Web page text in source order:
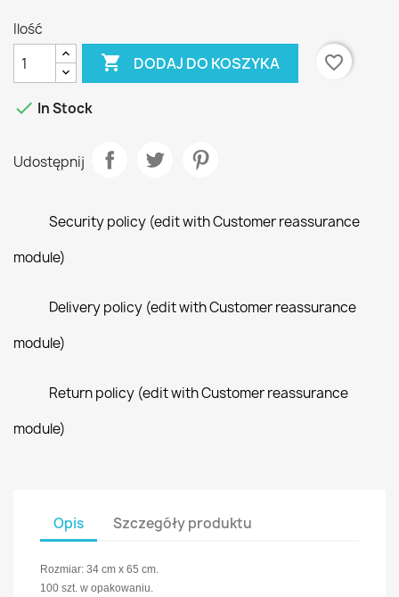
Ilość
 DODAJ DO KOSZYKA favorite_border
 In Stock
Udostępnij
Security policy (edit with Customer reassurance
module)
Delivery policy (edit with Customer reassurance
module)
Return policy (edit with Customer reassurance
module)
Opis Szczegóły produktu
Rozmiar: 34 cm x 65 cm.
100 szt. w opakowaniu.